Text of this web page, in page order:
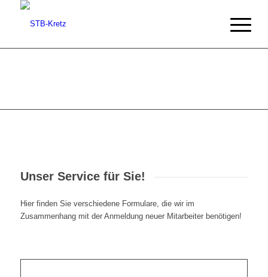
Unser Service für Sie!
Hier finden Sie verschiedene Formulare, die wir im
Zusammenhang mit der Anmeldung neuer Mitarbeiter benötigen!